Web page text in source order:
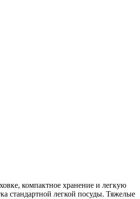
компактное хранение и легкую
стандартной легкой посуды. Тяжелые